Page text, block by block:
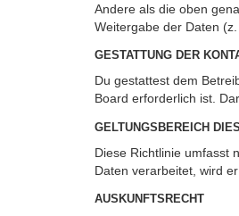
Andere als die oben
Weitergabe der Daten
GESTATTUNG DER
Du gestattest dem
Board erforderlich ist.
GELTUNGSBEREICH
Diese Richtlinie umfasst
Daten verarbeitet, wird
AUSKUNFTSRECHT